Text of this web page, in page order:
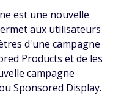
est une nouvelle
aux utilisateurs
d'une campagne
Products et de les
campagne
Sponsored Display.